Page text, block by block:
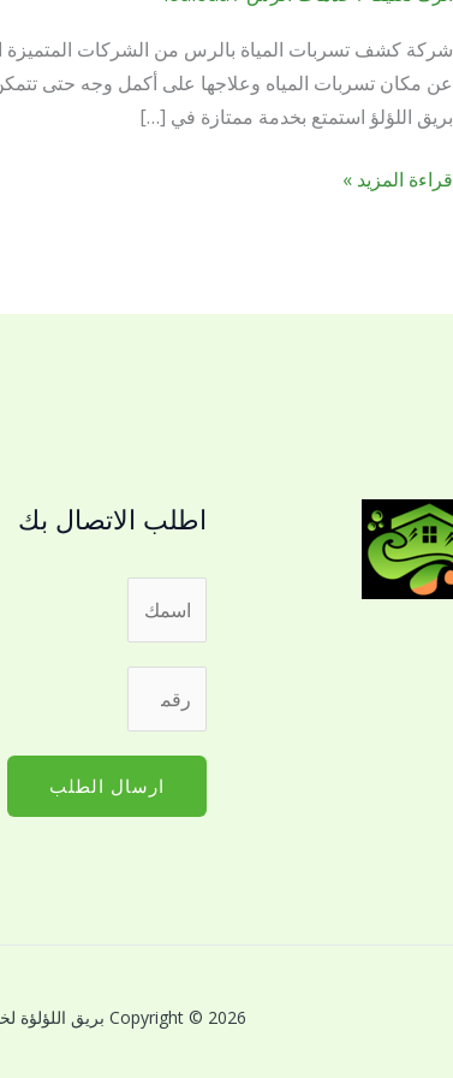
شركة كشف تسربات المياة بالرس من الشركات المتميزة
عن مكان تسربات المياه وعلاجها على أكمل وجه حتى
بريق اللؤلؤ استمتع بخدمة ممتازة في […]
تسربات
المياة
بالرس
0509144169
قراءة المزيد »
اطلب الاتصال بك
ا
م
*م
ل
ل
ارسال الطلب
Copyright © 2026 بريق اللؤلؤة لخدمات النظافة بالقصيم | Powered by بريق اللؤلؤة لخدمات النظافة بالقصيم